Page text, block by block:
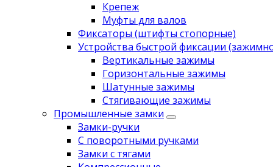
Крепеж
Муфты для валов
Фиксаторы (штифты стопорные)
Устройства быстрой фиксации
Вертикальные зажимы
Горизонтальные зажимы
Шатунные зажимы
Стягивающие зажимы
Промышленные замки
Замки-ручки
С поворотными ручками
Замки с тягами